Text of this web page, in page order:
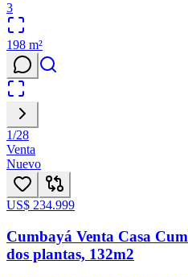
3
198 m²
1/28
Venta
Nuevo
US$ 234.999
Cumbayá Venta Casa
dos plantas, 132m2